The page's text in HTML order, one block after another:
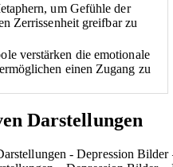
um Gefühle der
Zerrissenheit greifbar zu
verstärken die emotionale
einen Zugang zu
Darstellungen